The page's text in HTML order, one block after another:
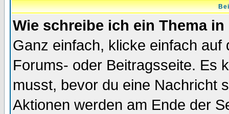
Wie schreibe ich ein Thema
Ganz einfach, klicke einfach
Forums- oder Beitragsseite. Es
musst, bevor du eine Nachricht
Aktionen werden am Ende der